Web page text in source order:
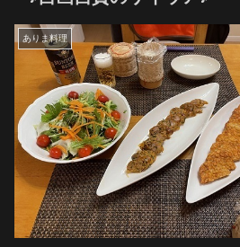
ありま料理